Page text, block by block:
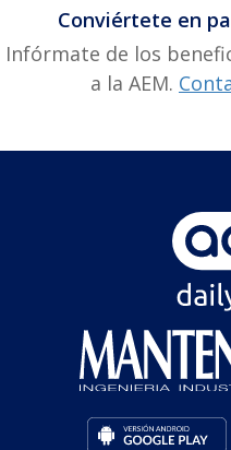
Conviértete en
Infórmate de los
a la AEM.